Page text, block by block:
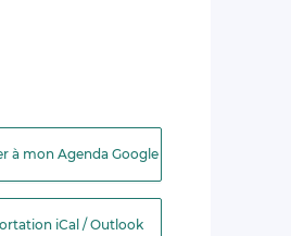
à mon Agenda Google
iCal / Outlook